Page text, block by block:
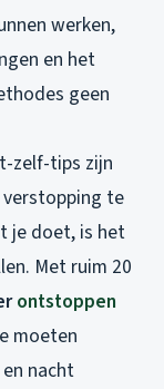
werken,
en het
geen
zelf-tips zijn
te
je doet, is het
Met ruim 20
ontstoppen
moeten
nacht